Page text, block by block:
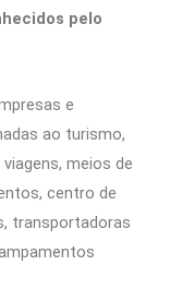
pelo
e
ao turismo,
meios de
centro de
transportadoras